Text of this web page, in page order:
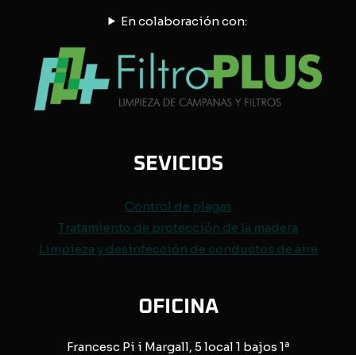
En colaboración con:
SEVICIOS
Control de plagas
Tratamiento de protección de la madera
Limpieza y desinfección de conductos de aire
OFICINA
Francesc Pi i Margall, 5 local 1 bajos 1ª